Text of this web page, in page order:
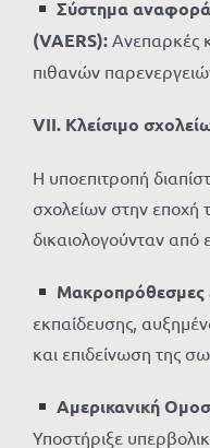
Σύστημα
(VAERS): Ανεπαρκές
πιθανών
VII. Κλείσιμο
Η υποεπιτροπή
σχολείων στην εποχή
δικαιολογούνταν από
Μακροπρόθεσμες
εκπαίδευσης,
και επιδείνωση της
Αμερικανική
Υποστήριξε